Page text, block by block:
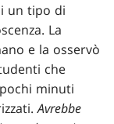
un tipo di
La
e la osservò
che
minuti
Avrebbe